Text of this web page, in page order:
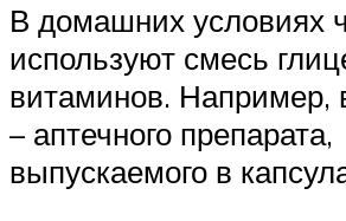
В домашних условиях
используют смесь
витаминов. Например,
– аптечного препарата,
выпускаемого в